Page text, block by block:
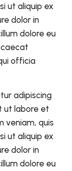
ut aliquip ex
dolor in
dolore eu
officia
adipiscing
ut labore et
veniam, quis
ut aliquip ex
dolor in
dolore eu